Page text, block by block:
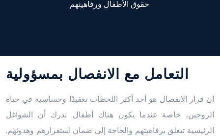
حقوق الأطفال ورفاهيتهم.
التعامل مع الانفصال بمسؤولية
إن قرار الانفصال هو أحد أكثر اللحظات تعقيدًا وحساسية في حياة
الزوجين، خاصة عندما يكون هناك أطفال. ندرك أن الشواغل
الرئيسية تتعلق برفاهيتهم والحاجة إلى ضمان استقرارهم وهدوئهم.